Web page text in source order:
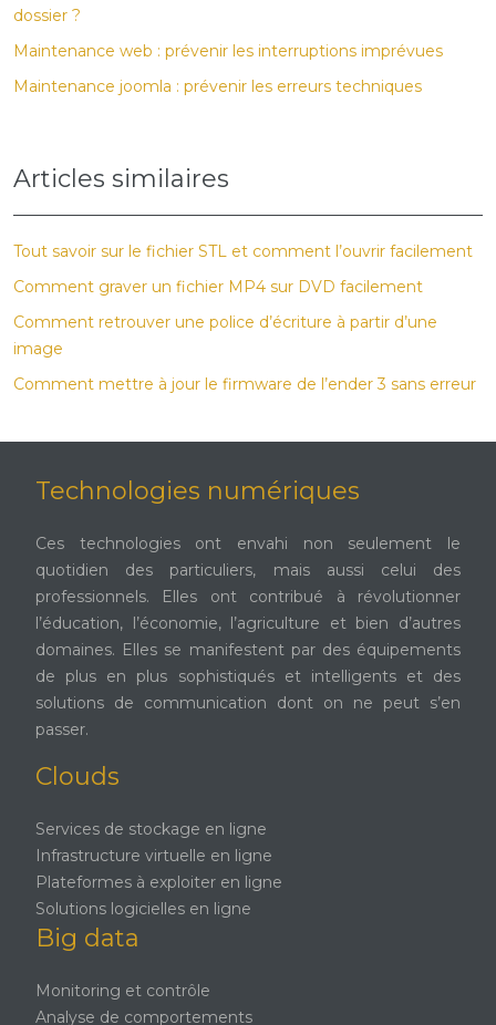
dossier ?
Maintenance web : prévenir les interruptions imprévues
Maintenance joomla : prévenir les erreurs techniques
Articles similaires
Tout savoir sur le fichier STL et comment l’ouvrir facilement
Comment graver un fichier MP4 sur DVD facilement
Comment retrouver une police d’écriture à partir d’une
image
Comment mettre à jour le firmware de l’ender 3 sans erreur
Technologies numériques
Ces technologies ont envahi non seulement le
quotidien des particuliers, mais aussi celui des
professionnels. Elles ont contribué à révolutionner
l’éducation, l’économie, l’agriculture et bien d’autres
domaines. Elles se manifestent par des équipements
de plus en plus sophistiqués et intelligents et des
solutions de communication dont on ne peut s’en
passer.
Clouds
Services de stockage en ligne
Infrastructure virtuelle en ligne
Plateformes à exploiter en ligne
Solutions logicielles en ligne
Big data
Monitoring et contrôle
Analyse de comportements